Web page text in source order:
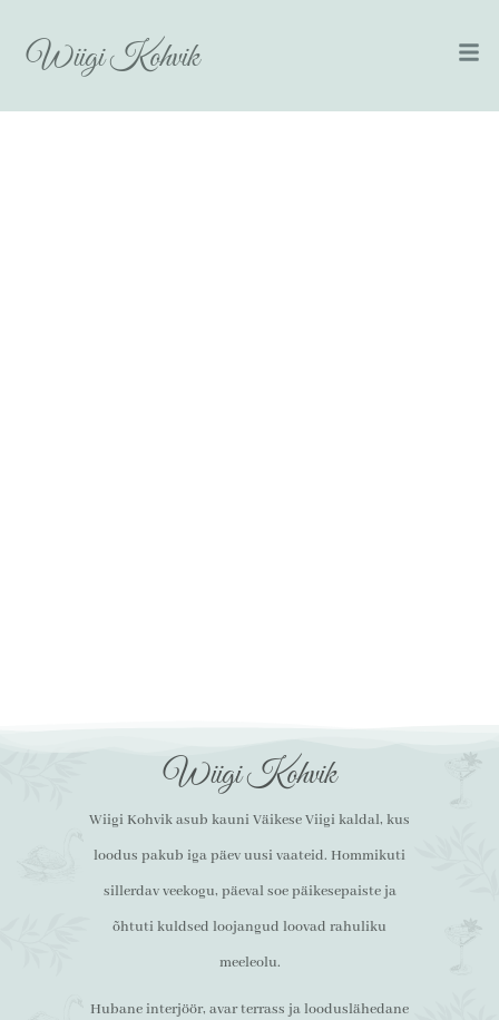
Wiigi Kohvik
Wiigi Kohvik
Wiigi Kohvik asub kauni Väikese Viigi kaldal, kus
loodus pakub iga päev uusi vaateid. Hommikuti
sillerdav veekogu, päeval soe päikesepaiste ja
õhtuti kuldsed loojangud loovad rahuliku
meeleolu.
Hubane interjöör, avar terrass ja looduslähedane